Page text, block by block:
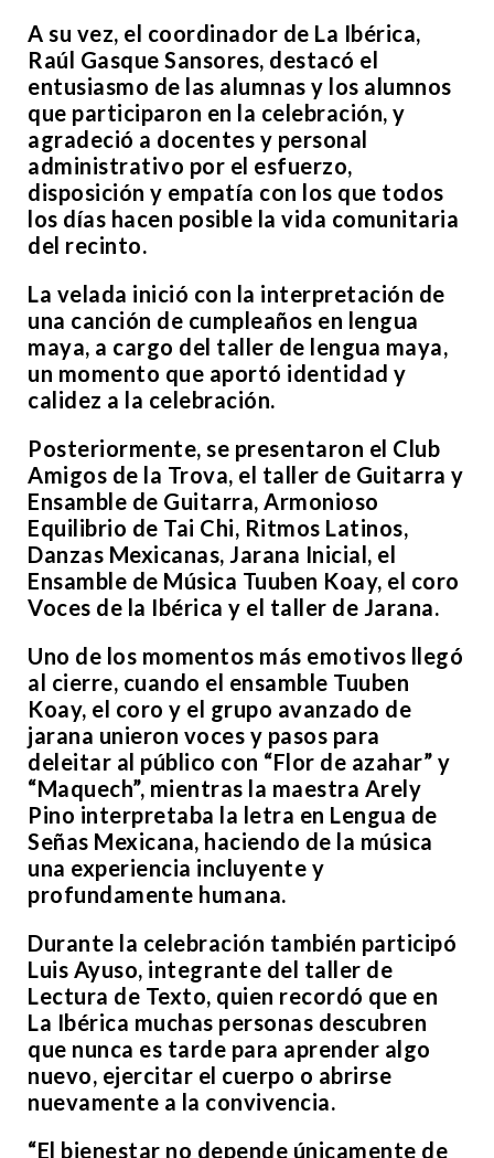
A su vez, el coordinador de La Ibérica,
Raúl Gasque Sansores, destacó el
entusiasmo de las alumnas y los alumnos
que participaron en la celebración, y
agradeció a docentes y personal
administrativo por el esfuerzo,
disposición y empatía con los que todos
los días hacen posible la vida comunitaria
del recinto.
La velada inició con la interpretación de
una canción de cumpleaños en lengua
maya, a cargo del taller de lengua maya,
un momento que aportó identidad y
calidez a la celebración.
Posteriormente, se presentaron el Club
Amigos de la Trova, el taller de Guitarra y
Ensamble de Guitarra, Armonioso
Equilibrio de Tai Chi, Ritmos Latinos,
Danzas Mexicanas, Jarana Inicial, el
Ensamble de Música Tuuben Koay, el coro
Voces de la Ibérica y el taller de Jarana.
Uno de los momentos más emotivos llegó
al cierre, cuando el ensamble Tuuben
Koay, el coro y el grupo avanzado de
jarana unieron voces y pasos para
deleitar al público con “Flor de azahar” y
“Maquech”, mientras la maestra Arely
Pino interpretaba la letra en Lengua de
Señas Mexicana, haciendo de la música
una experiencia incluyente y
profundamente humana.
Durante la celebración también participó
Luis Ayuso, integrante del taller de
Lectura de Texto, quien recordó que en
La Ibérica muchas personas descubren
que nunca es tarde para aprender algo
nuevo, ejercitar el cuerpo o abrirse
nuevamente a la convivencia.
“El bienestar no depende únicamente de